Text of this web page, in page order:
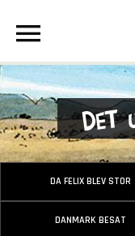
Det
DA FELIX BLEV STOR
DANMARK BESAT